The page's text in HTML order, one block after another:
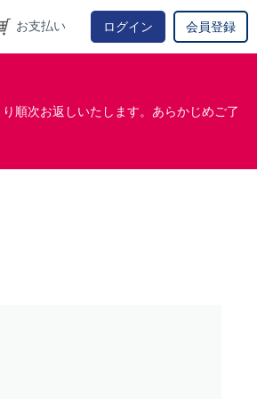
お支払い ログイン 会員登録
順次お返しいたします。あらかじめご了